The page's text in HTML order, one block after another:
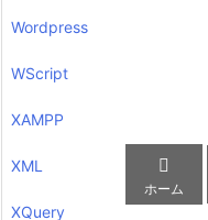
Wordpress
WScript
XAMPP
XML
XQuery

ホーム